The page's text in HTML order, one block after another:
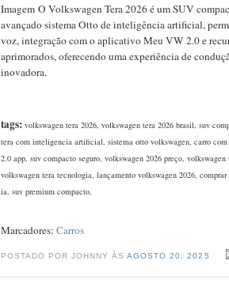
Imagem O Volkswagen Tera 2026 é um SUV
avançado sistema Otto de inteligência artificial,
voz, integração com o aplicativo Meu VW 2.0 e
aprimorados, oferecendo uma experiência de
inovadora.
tags: volkswagen tera 2026, volkswagen tera 2026 brasil, suv
tera com inteligencia artificial, sistema otto volkswagen, carro
2.0 app, suv compacto seguro, volkswagen 2026 preço,
volkswagen tera tecnologia, lançamento volkswagen 2026,
ia, suv premium compacto,
Marcadores: Carros
POSTADO POR JOHNNY ÀSAGOSTO 20, 2025